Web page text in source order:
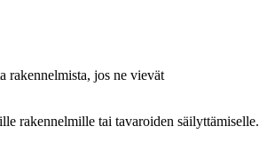
rakennelmista, jos ne vievät
rakennelmille tai tavaroiden säilyttämiselle.